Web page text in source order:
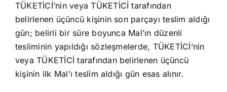
TÜKETİCİ’nin veya TÜKETİCİ tarafından
belirlenen üçüncü kişinin son parçayı teslim aldığı
gün; belirli bir süre boyunca Mal’ın düzenli
tesliminin yapıldığı sözleşmelerde, TÜKETİCİ’nin
veya TÜKETİCİ tarafından belirlenen üçüncü
kişinin ilk Mal’ı teslim aldığı gün esas alınır.